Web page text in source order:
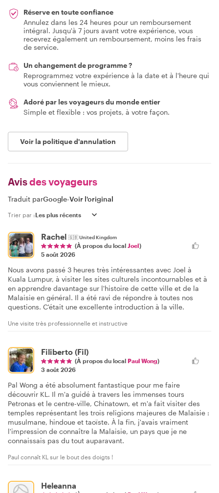
Réserve en toute confiance
Annulez dans les 24 heures pour un remboursement
intégral. Jusqu'à 7 jours avant votre expérience, vous
recevrez également un remboursement, moins les frais
de service.
Un changement de programme ?
Reprogrammez votre expérience à la date et à l'heure qui
vous conviennent le mieux.
Adoré par les voyageurs du monde entier
Simple et flexible : vos projets, à votre façon.
Voir la politique d'annulation
Avisdes voyageurs
Traduit parGoogle-Voir l'original
Trier par :
Rachel 🇬🇧United Kingdom
(À propos du local Joel)
5 août 2026
Nous avons passé 3 heures très intéressantes avec Joel à
Kuala Lumpur, à visiter les sites culturels incontournables et à
en apprendre davantage sur l'histoire de cette ville et de la
Malaisie en général. Il a été ravi de répondre à toutes nos
questions. C'était une excellente introduction à la ville.
Une visite très professionnelle et instructive
Filiberto (Fil)
(À propos du local Paul Wong)
3 août 2026
Pal Wong a été absolument fantastique pour me faire
découvrir KL. Il m'a guidé à travers les immenses tours
Petronas et le centre-ville, Chinatown, et m'a fait visiter des
temples représentant les trois religions majeures de Malaisie :
musulmane, hindoue et taoïste. À la fin, j'avais vraiment
l'impression de connaître la Malaisie, un pays que je ne
connaissais pas du tout auparavant.
Paul connaît KL sur le bout des doigts !
Heleanna